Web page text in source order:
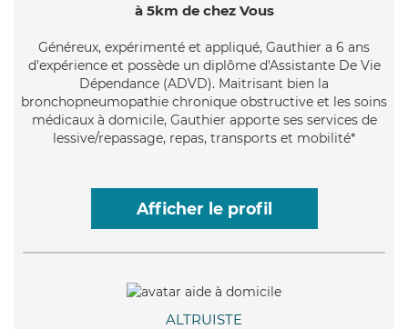
à 5km de chez Vous
Généreux, expérimenté et appliqué, Gauthier a 6 ans
d'expérience et possède un diplôme d'Assistante De Vie
Dépendance (ADVD). Maitrisant bien la
bronchopneumopathie chronique obstructive et les soins
médicaux à domicile, Gauthier apporte ses services de
lessive/repassage, repas, transports et mobilité*
Afficher le profil
ALTRUISTE